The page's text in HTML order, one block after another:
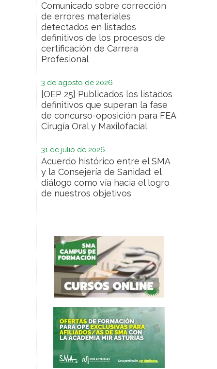
Comunicado sobre corrección
de errores materiales
detectados en listados
definitivos de los procesos de
certificación de Carrera
Profesional
3 de agosto de 2026
[OEP 25] Publicados los listados
definitivos que superan la fase
de concurso-oposición para FEA
Cirugía Oral y Maxilofacial
31 de julio de 2026
Acuerdo histórico entre el SMA
y la Consejería de Sanidad: el
diálogo como vía hacia el logro
de nuestros objetivos